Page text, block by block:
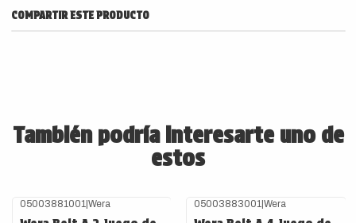
COMPARTIR ESTE PRODUCTO
También podría interesarte uno de
estos
05003881001 |Wera 05003883001 |Wera